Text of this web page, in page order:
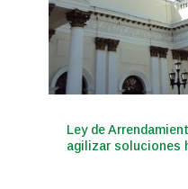
Ley de
agilizar soluciones